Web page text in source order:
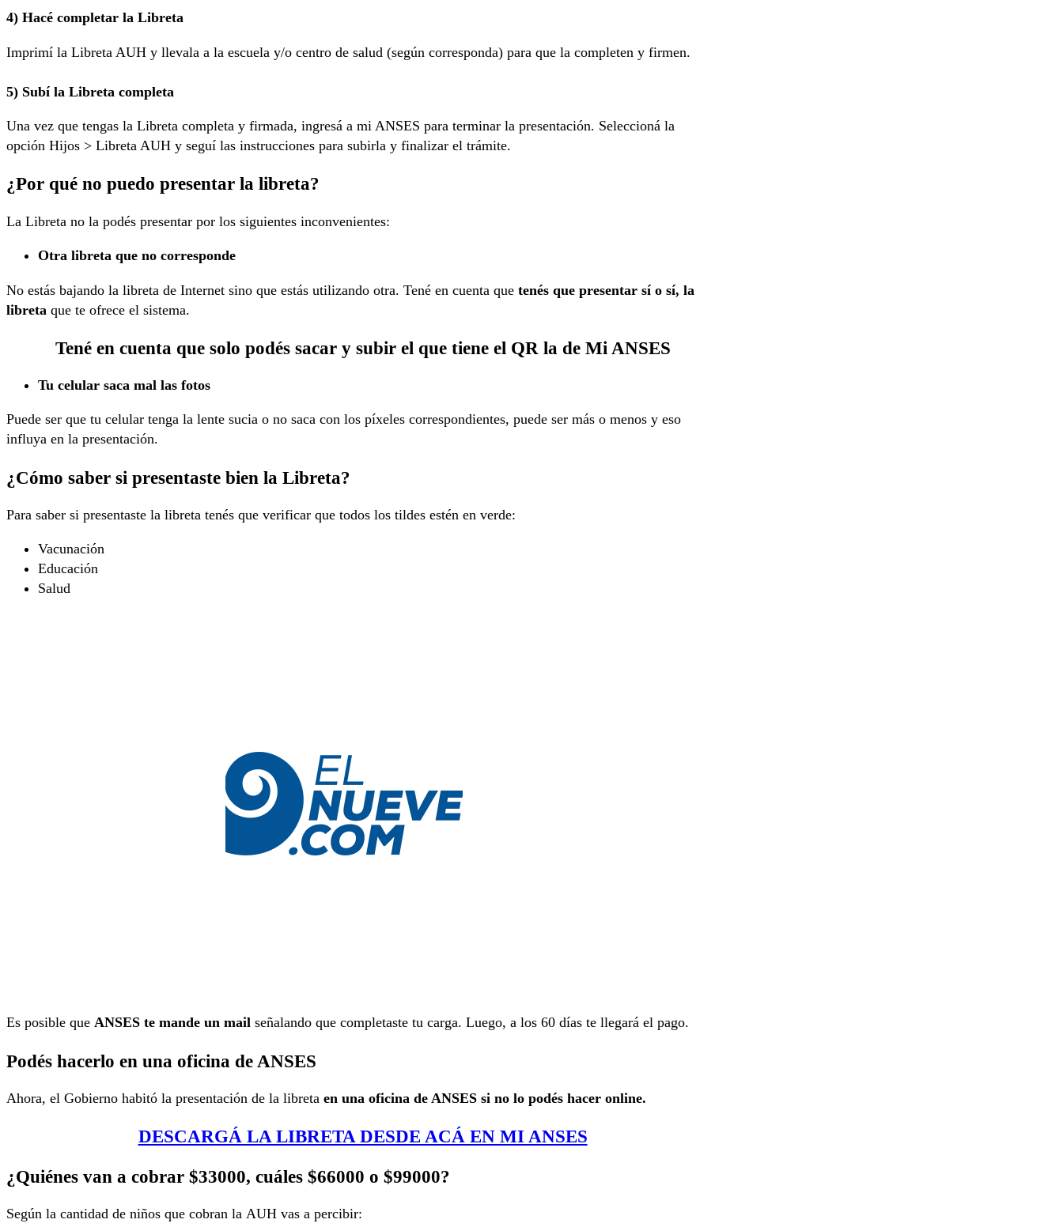
4) Hacé completar la Libreta
Imprimí la Libreta AUH y llevala a la escuela y/o centro de salud (según corresponda) para que la completen y firmen.
5) Subí la Libreta completa
Una vez que tengas la Libreta completa y firmada, ingresá a mi ANSES para terminar la presentación. Seleccioná la
opción Hijos > Libreta AUH y seguí las instrucciones para subirla y finalizar el trámite.
¿Por qué no puedo presentar la libreta?
La Libreta no la podés presentar por los siguientes inconvenientes:
Otra libreta que no corresponde
No estás bajando la libreta de Internet sino que estás utilizando otra. Tené en cuenta que tenés que presentar sí o sí, la
libreta que te ofrece el sistema.
Tené en cuenta que solo podés sacar y subir el que tiene el QR la de Mi ANSES
Tu celular saca mal las fotos
Puede ser que tu celular tenga la lente sucia o no saca con los píxeles correspondientes, puede ser más o menos y eso
influya en la presentación.
¿Cómo saber si presentaste bien la Libreta?
Para saber si presentaste la libreta tenés que verificar que todos los tildes estén en verde:
Vacunación
Educación
Salud
Es posible que ANSES te mande un mail señalando que completaste tu carga. Luego, a los 60 días te llegará el pago.
Podés hacerlo en una oficina de ANSES
Ahora, el Gobierno habitó la presentación de la libreta en una oficina de ANSES si no lo podés hacer online.
DESCARGÁ LA LIBRETA DESDE ACÁ EN MI ANSES
¿Quiénes van a cobrar $33000, cuáles $66000 o $99000?
Según la cantidad de niños que cobran la AUH vas a percibir: